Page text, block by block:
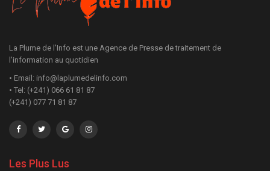
La Plume de l'Info est une Agence de Presse de traitement de
l'information au quotidien
• Email: info@laplumedelinfo.com
• Tel: (+241) 066 61 81 87
(+241) 077 71 81 87
Les Plus Lus